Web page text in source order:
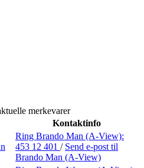
merkevarer
Kontaktinfo
Ring Brando Man (A-View):
453 12 401 / Send e-post til
Brando Man (A-View)